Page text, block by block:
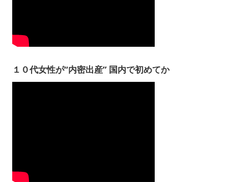
１０代女性が“内密出産” 国内で初めてか